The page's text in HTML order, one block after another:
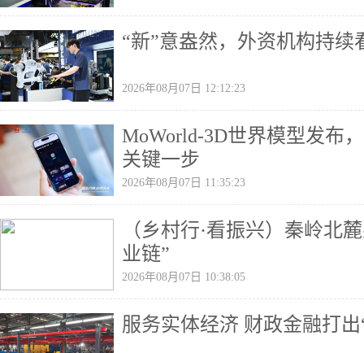
“新”意盎然，外资机构持续
2026年08月07日 12:12:23
MoWorld-3D世界模型发布
关键一步
2026年08月07日 11:35:23
（乡村行·看振兴）秦岭北
业链”
2026年08月07日 10:38:05
服务实体经济 财政金融打出